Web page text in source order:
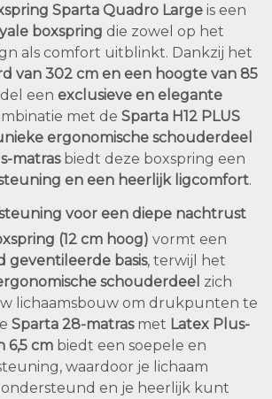
Sparta Quadro Large is een
boxspring die zowel op het
als comfort uitblinkt. Dankzij het
van 302 cm en een hoogte van 85
een exclusieve en elegante
met de Sparta H12 PLUS
ergonomische schouderdeel
matrasbiedt deze boxspring een
en een heerlijk ligcomfort.
voor een diepe nachtrust
(12 cm hoog) vormt een
geventileerde basis, terwijl het
schouderdeel zich
lichaamsbouw om drukpunten te
Sparta 28-matrasmet Latex Plus-
6,5 cm biedt een soepele en
waardoor je lichaam
en je heerlijk kunt